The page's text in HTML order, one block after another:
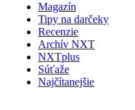
Magazín
Tipy na darčeky
Recenzie
Archív NXT
NXTplus
Súťaže
Najčítanejšie